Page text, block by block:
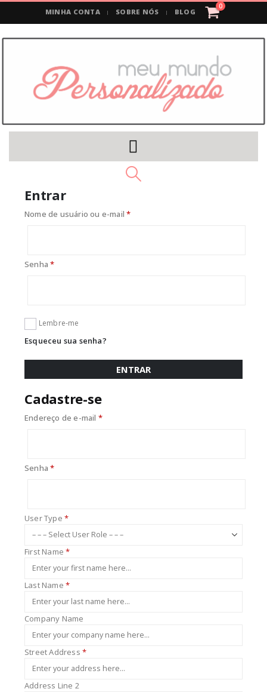
MINHA CONTA SOBRE NÓS BLOG
0
Entrar
Nome de usuário ou e-mail*Obrigatório
Senha*Obrigatório
Lembre-me
Esqueceu sua senha?
ENTRAR
Cadastre-se
Endereço de e-mail *Obrigatório
Senha*Obrigatório
User Type *
First Name*
Last Name *
Company Name
Street Address *
Address Line 2